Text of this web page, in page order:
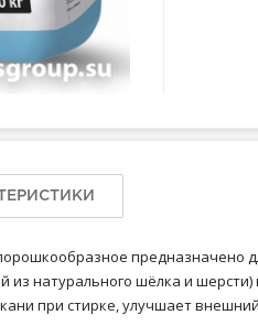
предназначено
натурального шёлка и
при стирке, улучшает